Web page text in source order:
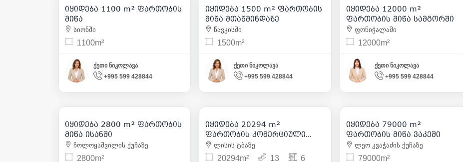
7
იყიდება 1100 m² ფართობის
მიწა
სიონში
1100m²
ქეთი ნიკოლავა
+995 599 428844
1
იყიდება 1500 m² ფართობის
მიწა მთაწმინდაზე
წავკისში
1500m²
ქეთი ნიკოლავა
+995 599 428844
5
იყიდება 12000 m²
ფართობის მიწა სამგორში
ფონიჭალაში
12000m²
ქეთი ნიკოლავა
+995 599 428844
6
2 200 000 | m² 786
იყიდება 2800 m² ფართობის
მიწა ისანში
ჩოლოყაშვილის ქუჩაზე
2800m²
3
12 200 000 | m² 601
იყიდება 20294 m²
ფართობის კომერციული
ფართი საბურთალოზე
ლისის ტბაზე
20294m² 13 6
4
12 640 000 | m² 160
იყიდება 79000 m²
ფართობის მიწა ვაკეში
ლეო კვაჭაძის ქუჩაზე
79000m²